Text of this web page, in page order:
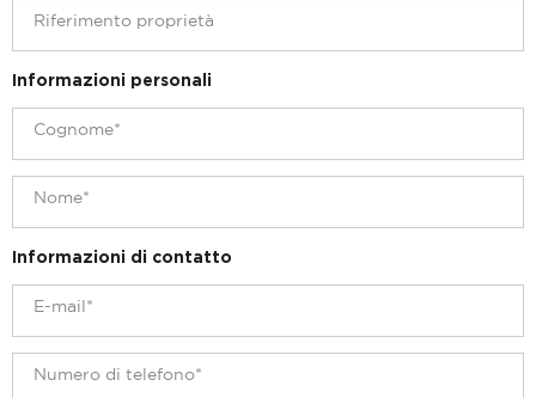
Informazioni personali
Informazioni di contatto